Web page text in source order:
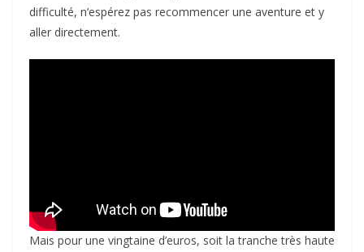
difficulté, n’espérez pas recommencer une aventure et y
aller directement.
Mais pour une vingtaine d’euros, soit la tranche très haute